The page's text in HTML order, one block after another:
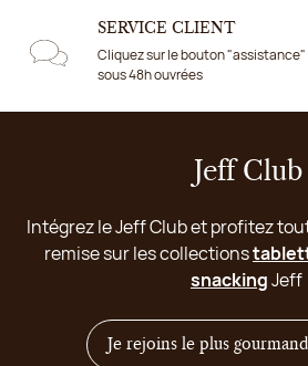
SERVICE CLIENT
Cliquez sur le bouton
sous 48h ouvrées
Jeff Club
Intégrez le Jeff Club et profitez
remise sur les collections
snackingJeff
Je rejoins le plus